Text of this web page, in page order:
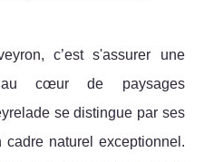
c’est s'assurer une
au cœur de paysages
se distingue par ses
naturel exceptionnel.